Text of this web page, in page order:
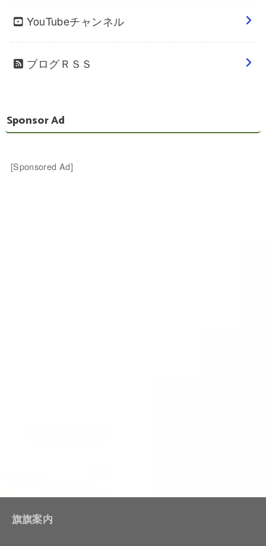
YouTubeチャンネル
ブログＲＳＳ
Sponsor Ad
[Sponsored Ad]
旗旗案内